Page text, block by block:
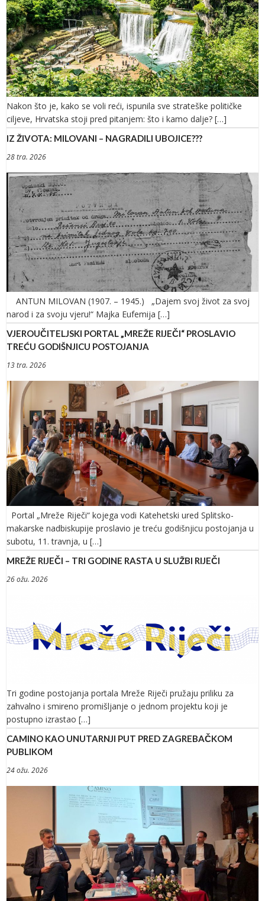
Nakon što je, kako se voli reći, ispunila sve strateške političke
ciljeve, Hrvatska stoji pred pitanjem: što i kamo dalje? […]
IZ ŽIVOTA: MILOVANI – NAGRADILI UBOJICE???
28 tra. 2026
ANTUN MILOVAN (1907. – 1945.) „Dajem svoj život za svoj
narod i za svoju vjeru!“ Majka Eufemija […]
VJEROUČITELJSKI PORTAL „MREŽE RIJEČI“ PROSLAVIO
TREĆU GODIŠNJICU POSTOJANJA
13 tra. 2026
Portal „Mreže Riječi“ kojega vodi Katehetski ured Splitsko-
makarske nadbiskupije proslavio je treću godišnjicu postojanja u
subotu, 11. travnja, u […]
MREŽE RIJEČI – TRI GODINE RASTA U SLUŽBI RIJEČI
26 ožu. 2026
Tri godine postojanja portala Mreže Riječi pružaju priliku za
zahvalno i smireno promišljanje o jednom projektu koji je
postupno izrastao […]
CAMINO KAO UNUTARNJI PUT PRED ZAGREBAČKOM
PUBLIKOM
24 ožu. 2026